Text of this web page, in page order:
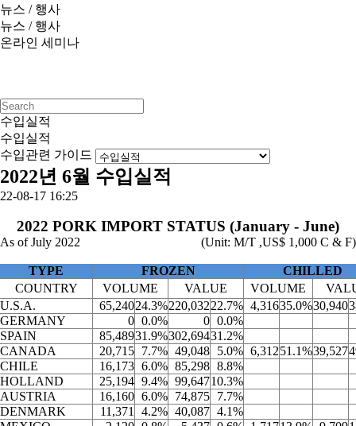
뉴스 / 행사
뉴스 / 행사
온라인 세미나
수입실적
수입실적
수입관련 가이드
2022년 6월 수입실적
22-08-17 16:25
2022 PORK IMPORT STATUS (January - June)
As of July 2022 (Unit: M/T ,US$ 1,000 C & F)
TYPE FROZEN
CHILLED
COUNTRY
VOLUME VALUE VOLUME
U.S.A.
65,24024.3%220,03222.7% 4,31635.0%30,940
GERMANY
0 0.0% 0 0.0%
SPAIN
85,48931.9%302,69431.2%
CANADA
20,715 7.7% 49,048 5.0% 6,31251.1%39,527
CHILE
16,173 6.0% 85,298 8.8%
HOLLAND
25,194 9.4% 99,64710.3%
AUSTRIA
16,160 6.0% 74,875 7.7%
DENMARK
11,371 4.2% 40,087 4.1%